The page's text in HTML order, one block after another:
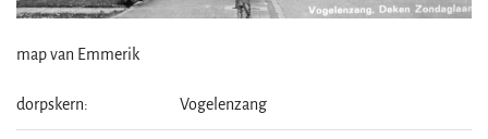
map van Emmerik
dorpskern: Vogelenzang